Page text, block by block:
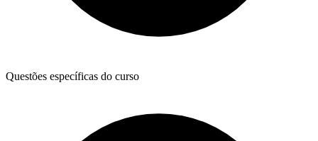
Questões específicas do curso